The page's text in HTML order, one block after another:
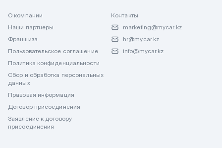
О компании
Наши партнеры
Франшиза
Пользовательское соглашение
Политика конфиденциальности
Сбор и обработка персональных
данных
Правовая информация
Договор присоединения
Заявление к договору
присоединения
Контакты
marketing@mycar.kz
hr@mycar.kz
info@mycar.kz